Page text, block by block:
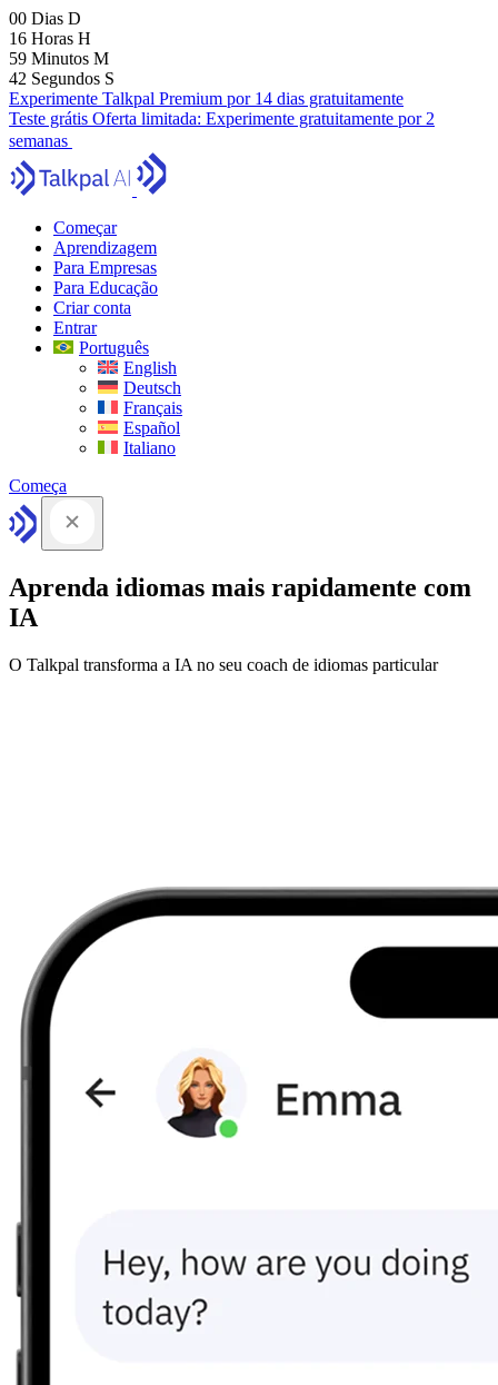
00 Dias D
16 Horas H
59 Minutos M
41 Segundos S
Experimente Talkpal Premium por 14 dias gratuitamente
Teste grátis Oferta limitada: Experimente gratuitamente por 2
semanas
Começar
Aprendizagem
Para Empresas
Para Educação
Criar conta
Entrar
Português
English
Deutsch
Français
Español
Italiano
Começa
Aprenda idiomas mais rapidamente com
IA
O Talkpal transforma a IA no seu coach de idiomas particular